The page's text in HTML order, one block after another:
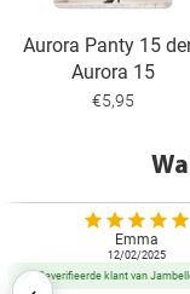
Aurora Panty 15
Aurora 15
€5,95
Emma
12/02/2025
Geverifieerde klant van